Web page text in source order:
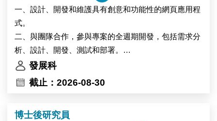
systems including Marchantia, Arabidopsis, and
potentially soybean, the project will investigate the
physiological and molecular responses of plants to
heat stress and environmental changes associated
with global warming. The research will also explore
how environmental changes affect circadian clock
regulation in high-altitude crops.
protein expression analysis, and mutant screening.
一、設計、開發和維護具有創意和功能性的網頁應用程
式。
二、與團隊合作，參與專案的全週期開發，包括需求分
析、設計、開發、測試和部署。
三、持續學習最新的前端和後端開發趨勢。
四、其他主管交辦事項，有機會跨領域學習，展現您的
發展科
截止：2026-08-30
博士後研究員